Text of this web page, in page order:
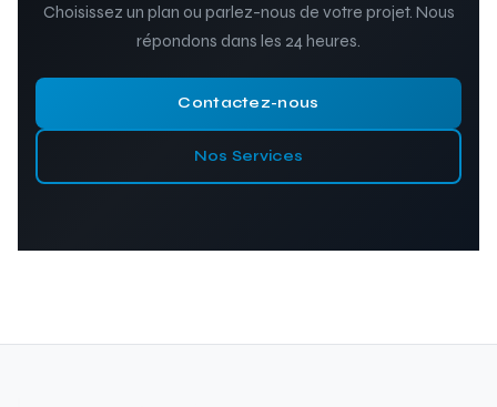
Choisissez un plan ou parlez-nous de votre projet. Nous
répondons dans les 24 heures.
Contactez-nous
Nos Services